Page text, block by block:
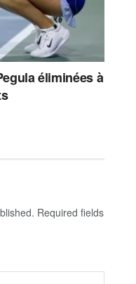
éliminées à
Required fields